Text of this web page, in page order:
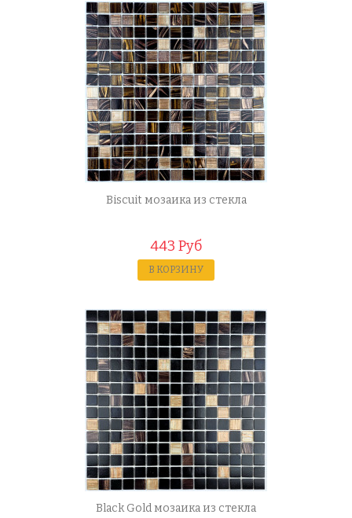
Biscuit мозаика из стекла
443 Руб
В КОРЗИНУ
Black Gold мозаика из стекла